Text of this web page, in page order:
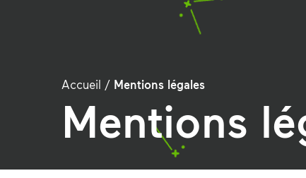
Accueil / Mentions légales
Mentions